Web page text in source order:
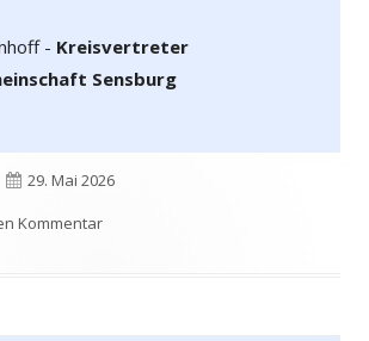
- Kreisvertreter
Sensburg
Veröffentlicht
am
29. Mai 2026
Kommentarzu 57. Kreistreffen der